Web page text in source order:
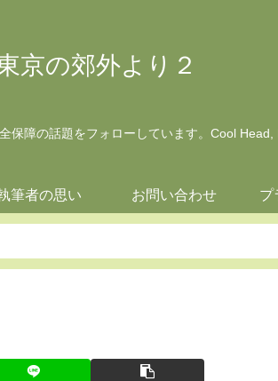
京の郊外より２
保障の話題をフォローしています。Cool
筆者の思い お問い合わせ プ